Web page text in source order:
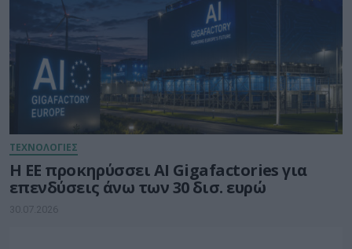
ΤΕΧΝΟΛΟΓΙΕΣ
Η ΕΕ προκηρύσσει AI Gigafactories για
επενδύσεις άνω των 30 δισ. ευρώ
30.07.2026